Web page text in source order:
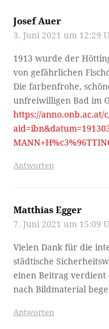
Josef Auer
3. Juni 2021 um 12:29
1913 wurde der
von gefährlichen
Die farbenfrohe,
unfreiwilligen Bad im
https://anno.onb.ac.at/
Antworten
Matthias Egger
7. Juni 2021 um 15:09
Vielen Dank für die
städtische
einen Beitrag verdient
nach Bildmaterial
Antworten